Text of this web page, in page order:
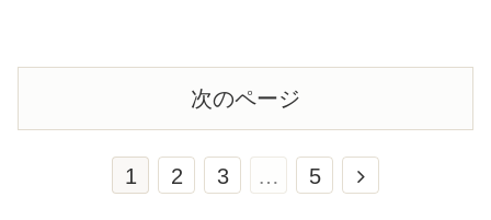
次のページ
1 2 3 … 5
次